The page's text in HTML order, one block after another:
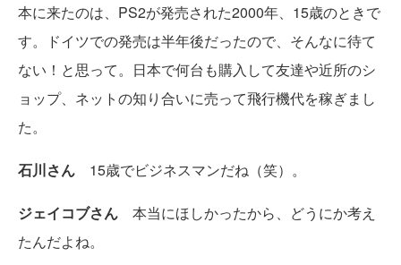
本に来たのは、PS2が発売された2000年、15歳のときで
す。ドイツでの発売は半年後だったので、そんなに待て
ない！と思って。日本で何台も購入して友達や近所のシ
ョップ、ネットの知り合いに売って飛行機代を稼ぎまし
た。
石川さん 15歳でビジネスマンだね（笑）。
ジェイコブさん 本当にほしかったから、どうにか考え
たんだよね。